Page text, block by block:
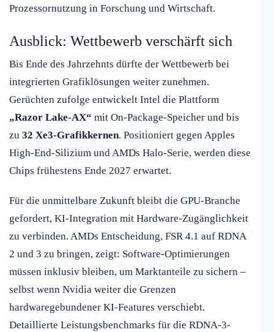
Prozessornutzung in Forschung und Wirtschaft.
Ausblick: Wettbewerb verschärft sich
Bis Ende des Jahrzehnts dürfte der Wettbewerb bei
integrierten Grafiklösungen weiter zunehmen.
Gerüchten zufolge entwickelt Intel die Plattform
„Razor Lake-AX“ mit On-Package-Speicher und bis
zu 32 Xe3-Grafikkernen. Positioniert gegen Apples
High-End-Silizium und AMDs Halo-Serie, werden diese
Chips frühestens Ende 2027 erwartet.
Für die unmittelbare Zukunft bleibt die GPU-Branche
gefordert, KI-Integration mit Hardware-Zugänglichkeit
zu verbinden. AMDs Entscheidung, FSR 4.1 auf RDNA
2 und 3 zu bringen, zeigt: Software-Optimierungen
müssen inklusiv bleiben, um Marktanteile zu sichern –
selbst wenn Nvidia weiter die Grenzen
hardwaregebundener KI-Features verschiebt.
Detaillierte Leistungsbenchmarks für die RDNA-3-